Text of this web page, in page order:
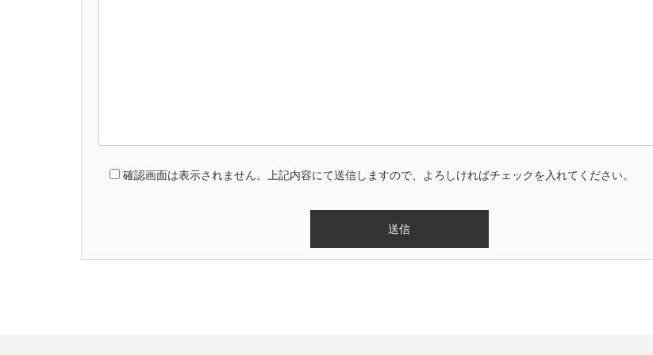
確認画面は表示されません。上記内容にて送信しますので、よろしければチェックを入れてください。